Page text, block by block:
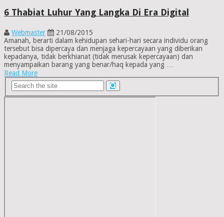
6 Thabiat Luhur Yang Langka Di Era Digital
Webmaster
21/08/2015
Amanah, berarti dalam kehidupan sehari-hari secara individu orang
tersebut bisa dipercaya dan menjaga kepercayaan yang diberikan
kepadanya, tidak berkhianat (tidak merusak kepercayaan) dan
menyampaikan barang yang benar/haq kepada yang …
Read More